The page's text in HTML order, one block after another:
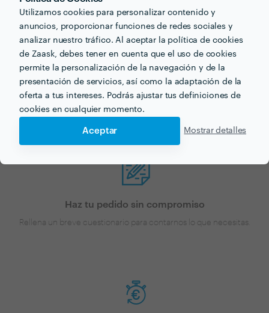
Utilizamos cookies para personalizar contenido y
anuncios, proporcionar funciones de redes sociales y
analizar nuestro tráfico. Al aceptar la política de cookies
de Zaask, debes tener en cuenta que el uso de cookies
permite la personalización de la navegación y de la
presentación de servicios, así como la adaptación de la
oferta a tus intereses. Podrás ajustar tus definiciones de
cookies en cualquier momento.
Aceptar Mostrar detalles
¿Buscas maquetación para
tu próximo proyecto?
Ahora que tienes una idea de los precios, ¡vamos a
encontrar profesionales cerca de ti!
Haz tu pedido sin compromiso
Rellena un breve cuestionario para contarnos lo que necesitas.